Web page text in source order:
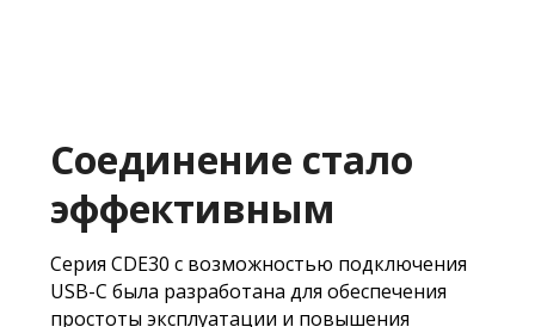
Соединение стало
эффективным
​Серия CDE30 с возможностью подключения
USB-C была разработана для обеспечения
простоты эксплуатации и повышения